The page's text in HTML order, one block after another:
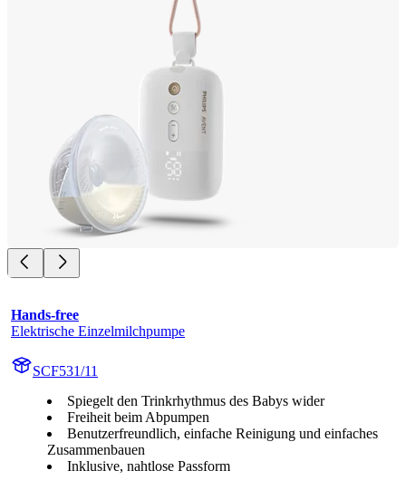
Hands-free
Elektrische Einzelmilchpumpe
SCF531/11
Spiegelt den Trinkrhythmus des Babys wider
Freiheit beim Abpumpen
Benutzerfreundlich, einfache Reinigung und einfaches
Zusammenbauen
Inklusive, nahtlose Passform